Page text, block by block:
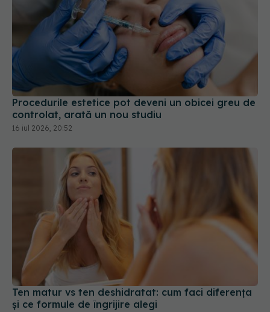
Procedurile estetice pot deveni un obicei greu de
controlat, arată un nou studiu
16 iul 2026, 20:52
Ten matur vs ten deshidratat: cum faci diferența
și ce formule de îngrijire alegi